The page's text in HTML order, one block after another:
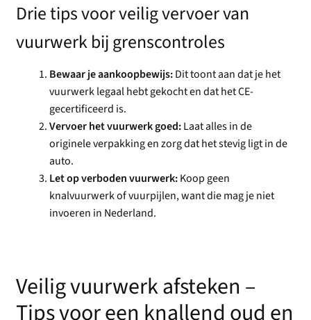
Drie tips voor veilig vervoer van
vuurwerk bij grenscontroles
Bewaar je aankoopbewijs:Dit toont aan dat je het
vuurwerk legaal hebt gekocht en dat het CE-
gecertificeerd is.
Vervoer het vuurwerk goed:Laat alles in de
originele verpakking en zorg dat het stevig ligt in de
auto.
Let op verboden vuurwerk:Koop geen
knalvuurwerk of vuurpijlen, want die mag je niet
invoeren in Nederland.
Veilig vuurwerk afsteken –
Tips voor een knallend oud en